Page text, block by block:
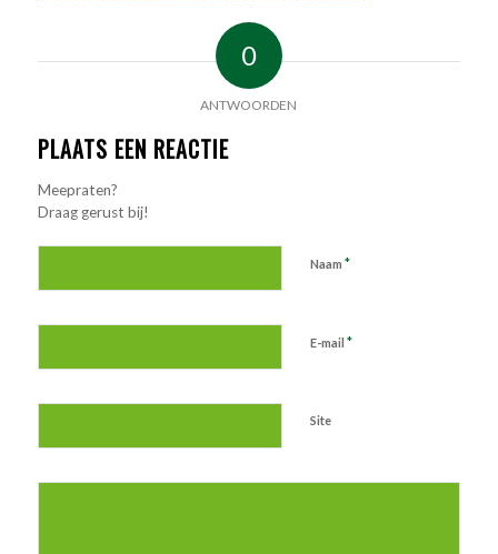
0
ANTWOORDEN
PLAATS EEN REACTIE
Meepraten?
Draag gerust bij!
Naam *
E-mail *
Site